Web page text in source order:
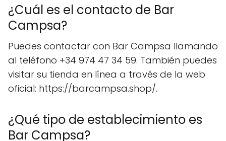
¿Cuál es el contacto de Bar
Campsa?
Puedes contactar con Bar Campsa llamando
al teléfono +34 974 47 34 59. También puedes
visitar su tienda en línea a través de la web
oficial: https://barcampsa.shop/.
¿Qué tipo de establecimiento es
Bar Campsa?